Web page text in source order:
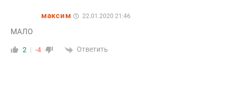
максим 22.01.2020 21:46
МАЛО
2 -4 Ответить